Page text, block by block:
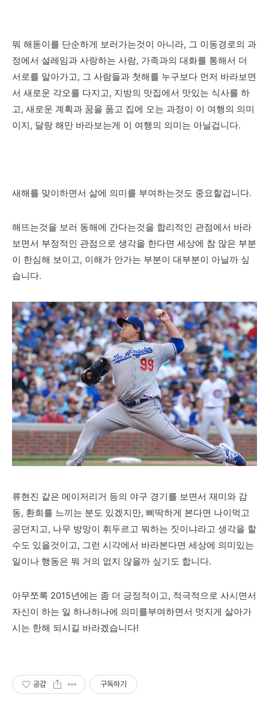
뭐 해돋이를 단순하게 보러가는것이 아니라, 그 이동경로의 과
정에서 설레임과 사랑하는 사람, 가족과의 대화를 통해서 더
서로를 알아가고, 그 사람들과 첫해를 누구보다 먼저 바라보면
서 새로운 각오를 다지고, 지방의 맛집에서 맛있는 식사를 하
고, 새로운 계획과 꿈을 품고 집에 오는 과정이 이 여행의 의미
이지, 달랑 해만 바라보는게 이 여행의 의미는 아닐겁니다.
새해를 맞이하면서 삶에 의미를 부여하는것도 중요할겁니다.
해뜨는것을 보러 동해에 간다는것을 합리적인 관점에서 바라
보면서 부정적인 관점으로 생각을 한다면 세상에 참 많은 부분
이 한심해 보이고, 이해가 안가는 부분이 대부분이 아닐까 싶
습니다.
류현진 같은 메이저리거 등의 야구 경기를 보면서 재미와 감
동, 환희를 느끼는 분도 있겠지만, 삐딱하게 본다면 나이먹고
공던지고, 나무 방망이 휘두르고 뭐하는 짓이냐라고 생각을 할
수도 있을것이고, 그런 시각에서 바라본다면 세상에 의미있는
일이나 행동은 뭐 거의 없지 않을까 싶기도 합니다.
아무쪼록 2015년에는 좀 더 긍정적이고, 적극적으로 사시면서
자신이 하는 일 하나하나에 의미를부여하면서 멋지게 살아가
시는 한해 되시길 바라겠습니다!
공감 구독하기